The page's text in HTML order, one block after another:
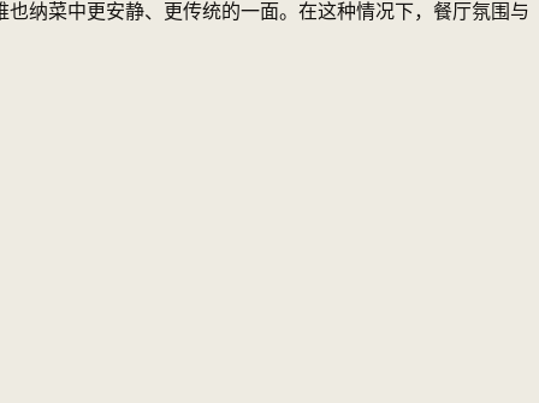
纳菜中更安静、更传统的一面。在这种情况下，餐厅氛围与